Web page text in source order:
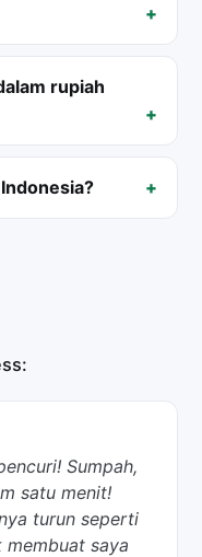
rupiah
Sumpah,
satu menit!
turun seperti
membuat saya